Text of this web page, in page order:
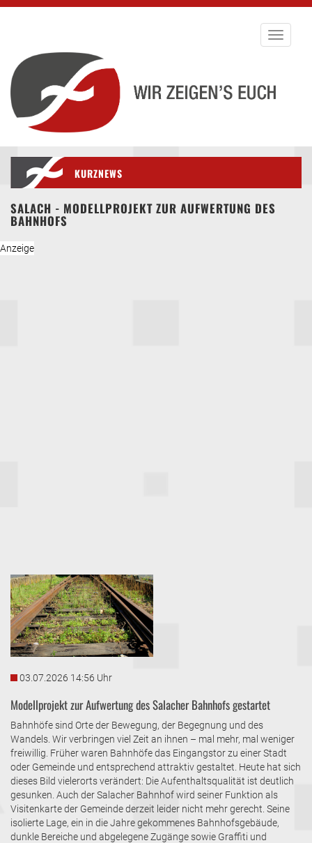
Toggle
KURZNEWS
SALACH - MODELLPROJEKT ZUR AUFWERTUNG DES
BAHNHOFS
03.07.2026 14:56 Uhr
Modellprojekt zur Aufwertung des Salacher Bahnhofs gestartet
Bahnhöfe sind Orte der Bewegung, der Begegnung und des
Wandels. Wir verbringen viel Zeit an ihnen – mal mehr, mal weniger
freiwillig. Früher waren Bahnhöfe das Eingangstor zu einer Stadt
oder Gemeinde und entsprechend attraktiv gestaltet. Heute hat sich
dieses Bild vielerorts verändert: Die Aufenthaltsqualität ist deutlich
gesunken. Auch der Salacher Bahnhof wird seiner Funktion als
Visitenkarte der Gemeinde derzeit leider nicht mehr gerecht. Seine
isolierte Lage, ein in die Jahre gekommenes Bahnhofsgebäude,
dunkle Bereiche und abgelegene Zugänge sowie Graffiti und